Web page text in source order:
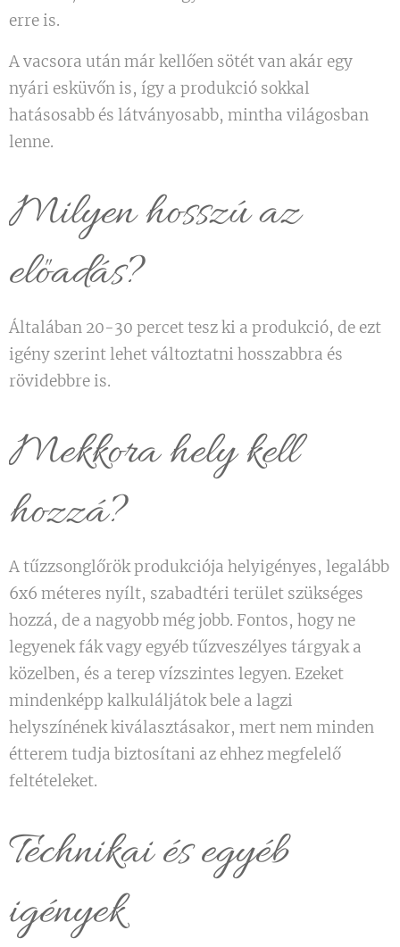
erre is.
A vacsora után már kellően sötét van akár egy
nyári esküvőn is, így a produkció sokkal
hatásosabb és látványosabb, mintha világosban
lenne.
Milyen hosszú az
előadás?
Általában 20-30 percet tesz ki a produkció, de ezt
igény szerint lehet változtatni hosszabbra és
rövidebbre is.
Mekkora hely kell
hozzá?
A tűzzsonglőrök produkciója helyigényes, legalább
6x6 méteres nyílt, szabadtéri terület szükséges
hozzá, de a nagyobb még jobb. Fontos, hogy ne
legyenek fák vagy egyéb tűzveszélyes tárgyak a
közelben, és a terep vízszintes legyen. Ezeket
mindenképp kalkuláljátok bele a lagzi
helyszínének kiválasztásakor, mert nem minden
étterem tudja biztosítani az ehhez megfelelő
feltételeket.
Technikai és egyéb
igények